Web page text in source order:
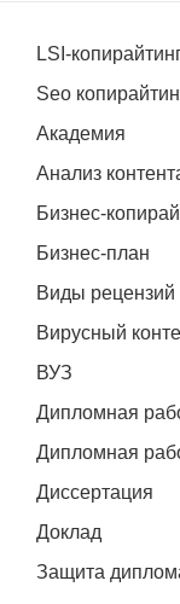
LSI-
Seo
Академия
Анализ
Бизнес-
Бизнес-план
Виды рецензий
Вирусный
ВУЗ
Дипломная
Дипломная
Диссертация
Доклад
Защита